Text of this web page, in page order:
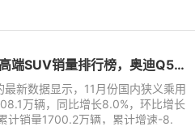
年轻人的最佳旅伴,俘获了50余万潮
2020年11月高端SUV销量排行榜，奥迪Q5再夺冠
最新数据显示，11月份国内狭义乘用
万辆，同比增长8.0%，环比增长
计销量1700.2万辆，累计增速-8.
销量达到96.4万辆，同比增长9.